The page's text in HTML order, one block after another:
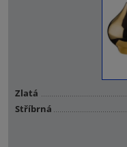
Zlatá
Stříbrná